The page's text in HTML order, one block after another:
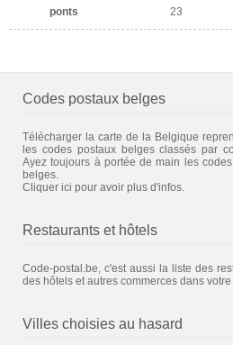
ponts
23
Codes postaux belges
Télécharger la carte de la Belgique
les codes postaux belges classés par
Ayez toujours à portée de main les
belges.
Cliquer ici pour avoir plus d'infos.
Restaurants et hôtels
Code-postal.be, c'est aussi la liste des
des hôtels et autres commerces dans votre
Villes choisies au hasard